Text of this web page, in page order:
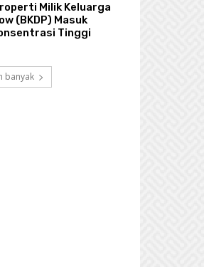
Milik Keluarga
(BKDP) Masuk
Tinggi
banyak